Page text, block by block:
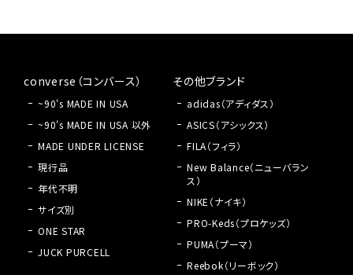
converse（コンバース）
~90's MADE IN USA
~90's MADE IN USA 以外
MADE UNDER LICENSE
現行品
年代不明
サイズ別
ONE STAR
JUCK PURCELL
その他ブランド
adidas（アディダス）
ASICS（アシックス）
FILA（フィラ）
New Balance（ニューバラン
ス）
NIKE（ナイキ）
PRO-Keds（プロケッズ）
PUMA（プーマ）
Reebok（リーボック）